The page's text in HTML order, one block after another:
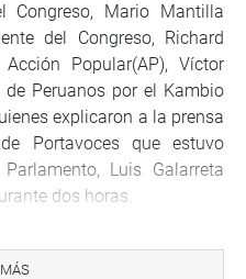
Congreso, Mario Mantilla
del Congreso, Richard
Popular(AP), Víctor
Peruanos por el Kambio
explicaron a la prensa
Portavoces que estuvo
Luis Galarreta
dos horas.
el vocero de Fuerza